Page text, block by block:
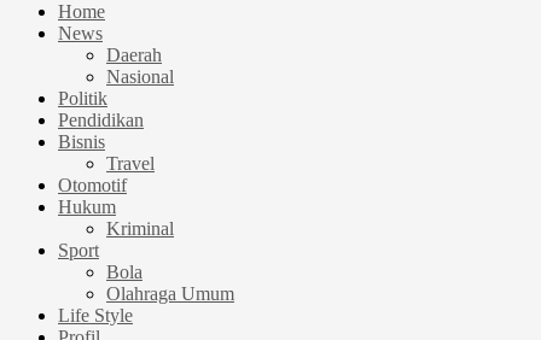
Home
News
Daerah
Nasional
Politik
Pendidikan
Bisnis
Travel
Otomotif
Hukum
Kriminal
Sport
Bola
Olahraga Umum
Life Style